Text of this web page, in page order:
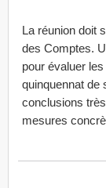
La réunion doit
des Comptes.
pour évaluer
quinquennat de
conclusions
mesures